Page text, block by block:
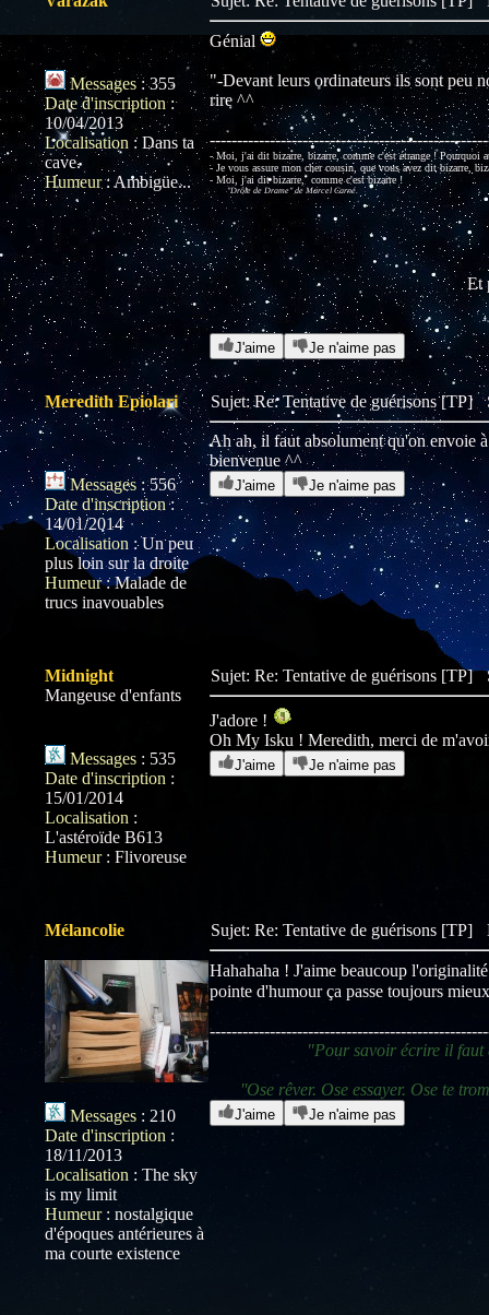
Messages:355
Date d'inscription:
10/04/2013
Localisation : Dans ta
cave.
Humeur: Ambigüe...
Génial
"-Devant leurs ordinateurs ils sont peu
rire ^^
- Moi, j'ai dit bizarre, bizarre, comme c'est étrange ! Pourquoi
- Je vous assure mon cher cousin, que vous avez dit bizarre,
- Moi, j'ai dit bizarre, comme c'est bizarre !
"Drôle de Drame" de Marcel Carné.
Et
J'aime Je n'aime pas
Meredith Epiolari
Messages:556
Date d'inscription :
14/01/2014
Localisation :Un peu
plus loin sur la droite
Humeur:Malade de
trucs inavouables
Sujet: Re: Tentative de guérisons [TP]
Ah ah, il faut absolument qu'on envoie
bienvenue ^^
J'aime Je n'aime pas
Midnight
Mangeuse d'enfants
Messages : 535
Date d'inscription :
15/01/2014
Localisation :
L'astéroïde B613
Humeur: Flivoreuse
Sujet: Re: Tentative de guérisons [TP]
J'adore !
Oh My Isku ! Meredith, merci de
J'aime Je n'aime pas
Mélancolie
Messages : 210
Date d'inscription :
18/11/2013
Localisation : The sky
is my limit
Humeur: nostalgique
d'époques antérieures à
ma courte existence
Sujet: Re: Tentative de guérisons [TP]
Hahahaha ! J'aime beaucoup
pointe d'humour ça passe toujours
"Pour savoir écrire il
''Ose rêver. Ose essayer. Ose te
J'aime Je n'aime pas